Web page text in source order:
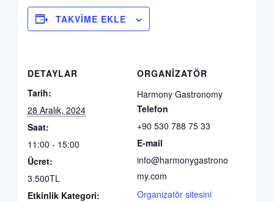
TAKVIME EKLE
DETAYLAR
Tarih:
28 Aralık, 2024
Saat:
11:00 - 15:00
Ücret:
3.500TL
Etkinlik Kategori:
ORGANIZATÖR
Harmony Gastronomy
Telefon
+90 530 788 75 33
E-mail
info@harmonygastrono
my.com
Organizatör sitesini